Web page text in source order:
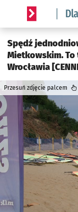
Serwis
Spędź
Mietkowskim.
Wrocławia
Przesuń zdjęcie palcem